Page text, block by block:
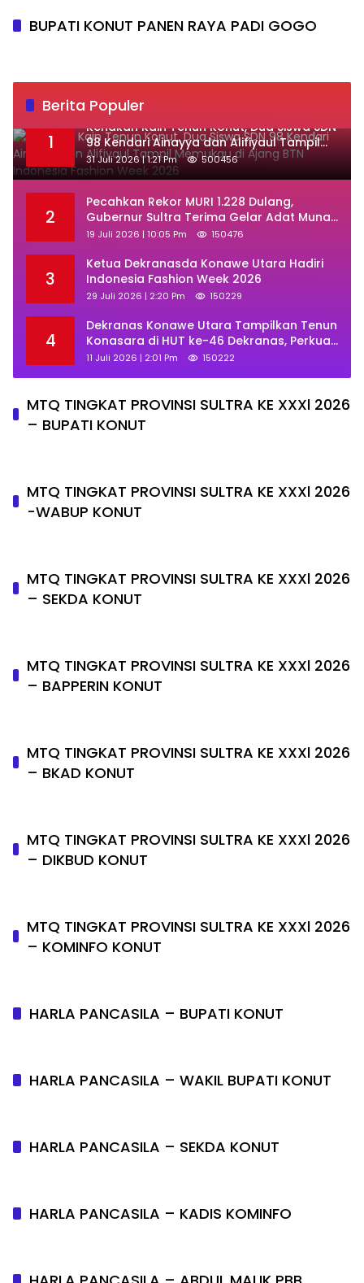
BUPATI KONUT PANEN RAYA PADI GOGO
Berita Populer
1
‎Kenakan Kain Tenun Konut, Dua Siswa SDN
98 Kendari Ainayya dan Alifiyaul Tampil
Memukau di Ajang BTN Indonesia Fashion
Week 2026
31 Juli 2026 | 1:21 Pm 500456
2
Pecahkan Rekor MURI 1.228 Dulang,
Gubernur Sultra Terima Gelar Adat Muna
dan Ajak KKMM Bersinergi
19 Juli 2026 | 10:05 Pm 150476
3
Ketua Dekranasda Konawe Utara Hadiri
Indonesia Fashion Week 2026
29 Juli 2026 | 2:20 Pm 150229
4
Dekranas Konawe Utara Tampilkan Tenun
Konasara di HUT ke-46 Dekranas, Perkuat
Promosi UMKM Daerah
11 Juli 2026 | 2:01 Pm 150222
MTQ TINGKAT PROVINSI SULTRA KE XXXl 2026
– BUPATI KONUT
MTQ TINGKAT PROVINSI SULTRA KE XXXl 2026
-WABUP KONUT
MTQ TINGKAT PROVINSI SULTRA KE XXXl 2026
– SEKDA KONUT
MTQ TINGKAT PROVINSI SULTRA KE XXXl 2026
– BAPPERIN KONUT
MTQ TINGKAT PROVINSI SULTRA KE XXXl 2026
– BKAD KONUT
MTQ TINGKAT PROVINSI SULTRA KE XXXl 2026
– DIKBUD KONUT
MTQ TINGKAT PROVINSI SULTRA KE XXXl 2026
– KOMINFO KONUT
HARLA PANCASILA – BUPATI KONUT
HARLA PANCASILA – WAKIL BUPATI KONUT
HARLA PANCASILA – SEKDA KONUT
HARLA PANCASILA – KADIS KOMINFO